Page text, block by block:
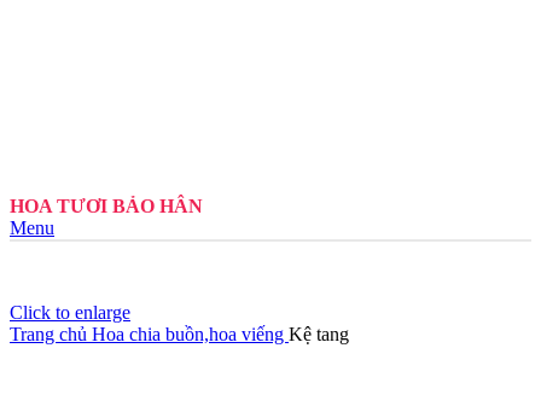
HOA TƯƠI BẢO HÂN
Menu
Click to enlarge
Trang chủ Hoa chia buồn,hoa viếng Kệ tang